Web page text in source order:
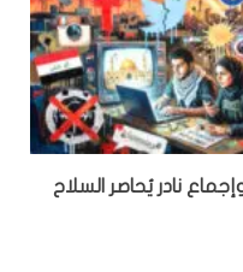
نادر يُحاصر السلاح